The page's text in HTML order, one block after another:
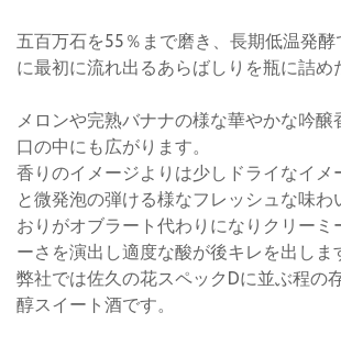
五百万石を55％まで磨き、長期低温発酵
に最初に流れ出るあらばしりを瓶に詰め
メロンや完熟バナナの様な華やかな吟醸
口の中にも広がります。
香りのイメージよりは少しドライなイメ
と微発泡の弾ける様なフレッシュな味わ
おりがオブラート代わりになりクリーミ
ーさを演出し適度な酸が後キレを出しま
弊社では佐久の花スペックDに並ぶ程の
醇スイート酒です。